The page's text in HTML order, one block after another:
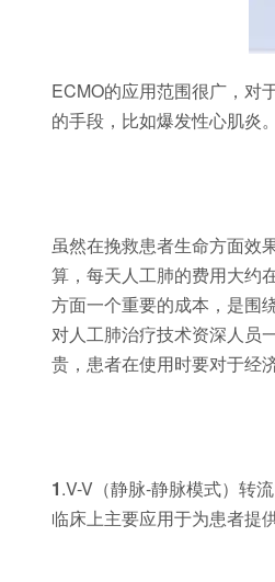
ECMO的应用范围很广，对
的手段，比如爆发性心肌炎
虽然在挽救患者生命方面效
算，每天人工肺的费用大约
方面一个重要的成本，是围
对人工肺治疗技术资深人员
贵，患者在使用时要对于经
1.V-V（静脉-静脉模式）转
临床上主要应用于为患者提